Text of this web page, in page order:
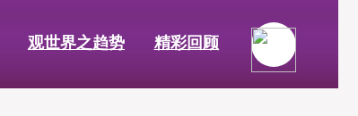
观世界之趋势 精彩回顾